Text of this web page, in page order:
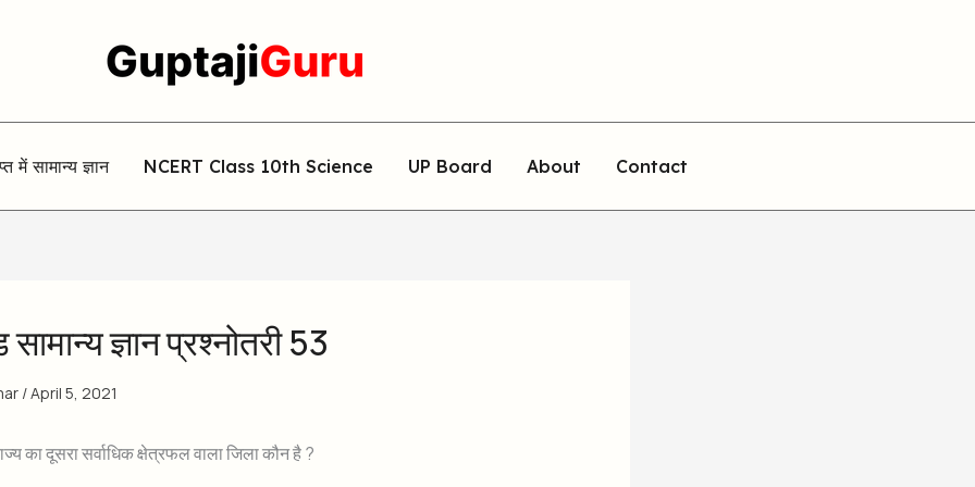
में सामान्य ज्ञान NCERT Class 10th Science UP Board About Contact
ज्ञान प्रश्नोतरी 53
/April 5, 2021
का दूसरा सर्वाधिक क्षेत्रफल वाला जिला कौन है ?